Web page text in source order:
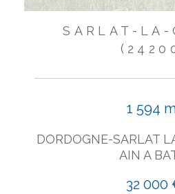
SARLAT-LA-
1 594
DORDOGNE-SARLAT
AIN A
32 000